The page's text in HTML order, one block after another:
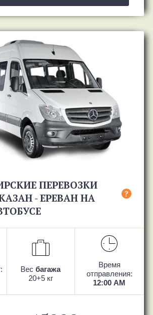
ПЕРЕВОЗКИ
- ЕРЕВАН НА
?
Весбагажа
20+5 кг
Время
отправления:
12:00 AM